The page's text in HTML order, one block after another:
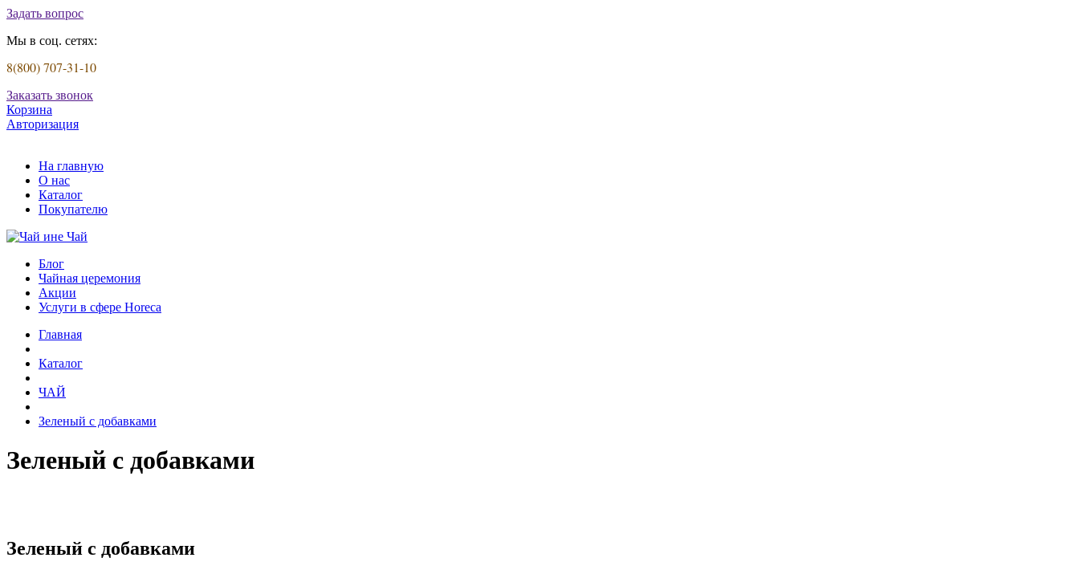
Задать вопрос
Мы в соц. сетях:
8(800) 707-31-10
Заказать звонок
Корзина
Авторизация
На главную
О нас
Каталог
Покупателю
Блог
Чайная церемония
Акции
Услуги в сфере Horeca
Главная
Каталог
ЧАЙ
Зеленый с добавками
Зеленый с добавками
Зеленый с добавками